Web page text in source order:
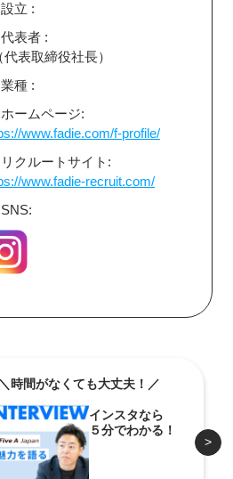
設立 :
代表者 :
代表取締役社長）
業種 :
ホームページ:
www.fadie.com/f-profile/
リクルートサイト:
www.fadie-recruit.com/
SNS:
＼時間がなくても大丈夫！／
インスタなら
５分でわかる！
>